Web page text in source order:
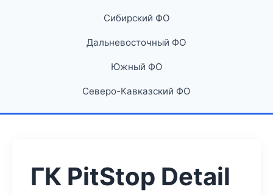
Сибирский ФО
Дальневосточный ФО
Южный ФО
Северо-Кавказский ФО
ГК PitStop Detail